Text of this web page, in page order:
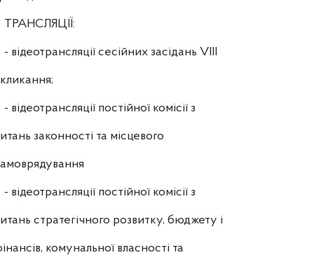
ТРАНСЛЯЦІЇ:
- відеотрансляції сесійних засідань VIII
- відеотрансляції постійної комісії з
законності та місцевого
- відеотрансляції постійної комісії з
стратегічного розвитку, бюджету і
комунальної власності та